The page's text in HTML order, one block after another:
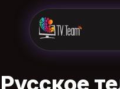
Русское